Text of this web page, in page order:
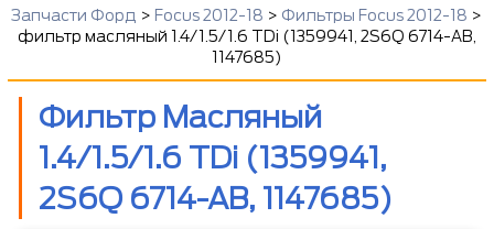
Запчасти Форд > Focus 2012-18 > Фильтры Focus 2012-18 >
фильтр масляный 1.4/1.5/1.6 TDi (1359941, 2S6Q 6714-AB,
1147685)
Фильтр Масляный
1.4/1.5/1.6 TDi (1359941,
2S6Q 6714-AB, 1147685)